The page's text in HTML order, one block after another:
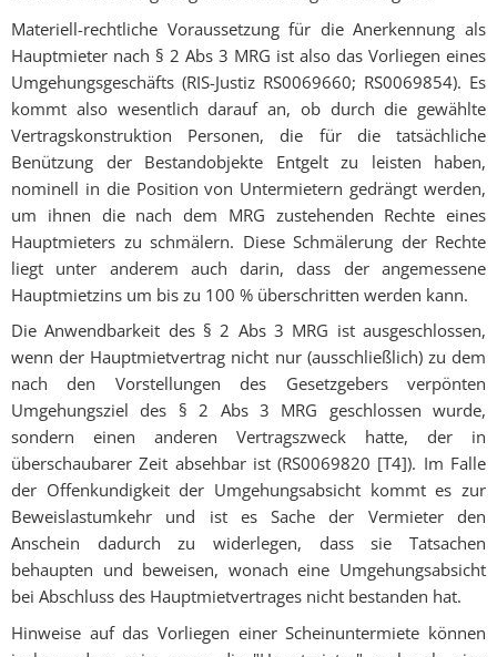
Materiell-rechtliche Voraussetzung für die Anerkennung als
Hauptmieter nach § 2 Abs 3 MRG ist also das Vorliegen eines
Umgehungsgeschäfts (RIS-Justiz RS0069660; RS0069854). Es
kommt also wesentlich darauf an, ob durch die gewählte
Vertragskonstruktion Personen, die für die tatsächliche
Benützung der Bestandobjekte Entgelt zu leisten haben,
nominell in die Position von Untermietern gedrängt werden,
um ihnen die nach dem MRG zustehenden Rechte eines
Hauptmieters zu schmälern. Diese Schmälerung der Rechte
liegt unter anderem auch darin, dass der angemessene
Hauptmietzins um bis zu 100 % überschritten werden kann.
Die Anwendbarkeit des § 2 Abs 3 MRG ist ausgeschlossen,
wenn der Hauptmietvertrag nicht nur (ausschließlich) zu dem
nach den Vorstellungen des Gesetzgebers verpönten
Umgehungsziel des § 2 Abs 3 MRG geschlossen wurde,
sondern einen anderen Vertragszweck hatte, der in
überschaubarer Zeit absehbar ist (RS0069820 [T4]). Im Falle
der Offenkundigkeit der Umgehungsabsicht kommt es zur
Beweislastumkehr und ist es Sache der Vermieter den
Anschein dadurch zu widerlegen, dass sie Tatsachen
behaupten und beweisen, wonach eine Umgehungsabsicht
bei Abschluss des Hauptmietvertrages nicht bestanden hat.
Hinweise auf das Vorliegen einer Scheinuntermiete können